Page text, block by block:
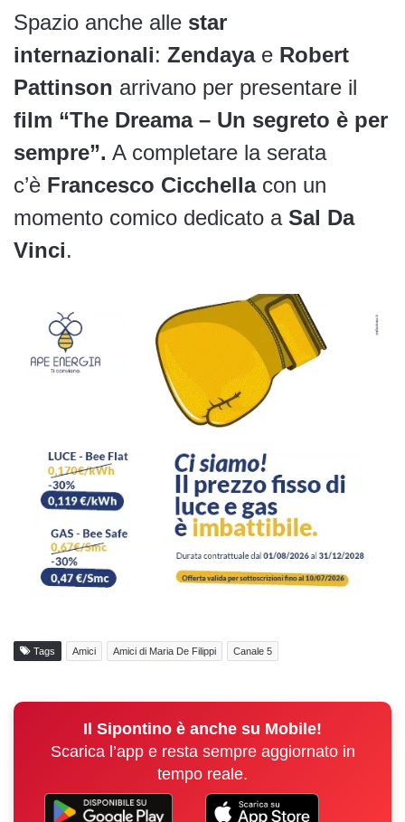
Spazio anche alle star
internazionali: Zendaya e Robert
Pattinson arrivano per presentare il
film “The Dreama – Un segreto è per
sempre”. A completare la serata
c’è Francesco Cicchellacon un
momento comico dedicato a Sal Da
Vinci.
Tags Amici Amici di Maria De Filippi Canale 5
Il Sipontino è anche su Mobile!
Scarica l’app e resta sempre aggiornato in
tempo reale.